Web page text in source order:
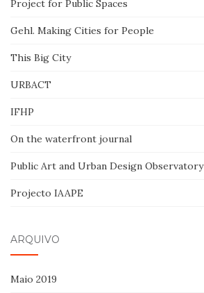
Project for Public Spaces
Gehl. Making Cities for People
This Big City
URBACT
IFHP
On the waterfront journal
Public Art and Urban Design Observatory
Projecto IAAPE
ARQUIVO
Maio 2019